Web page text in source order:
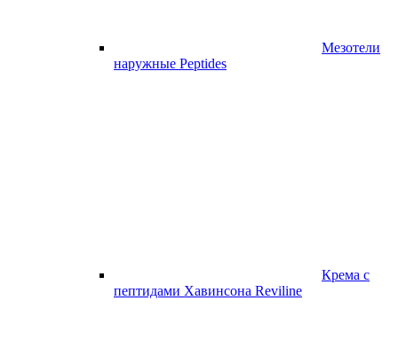
Мезотели
наружные Peptides
Крема с
пептидами Хавинсона Reviline